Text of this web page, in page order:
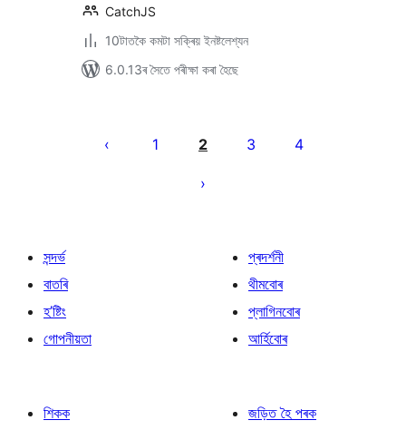
CatchJS
10টাতকৈ কমটা সক্ৰিয় ইনষ্টলেশ্যন
6.0.13ৰ সৈতে পৰীক্ষা কৰা হৈছে
পৃষ্ঠাকৰণ
1 2 3 4
সন্দৰ্ভ
বাতৰি
হ’ষ্টিং
গোপনীয়তা
প্ৰদৰ্শনী
থীমবোৰ
প্লাগিনবোৰ
আৰ্হিবোৰ
শিকক
জড়িত হৈ পৰক